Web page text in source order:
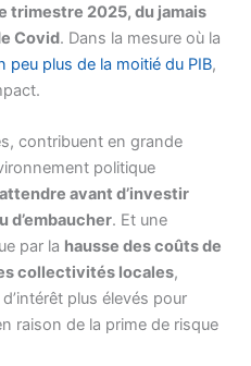
trimestre 2025, du jamais
Covid. Dans la mesure où la
peu plus de la moitié du PIB,
contribuent en grande
politique
avant d’investir
d’embaucher. Et une
par la hausse des coûts de
collectivités locales,
plus élevés pour
raison de la prime de risque